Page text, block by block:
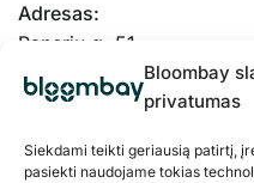
Bloombay
privatumas
Siekdami teikti geriausią patirtį,
pasiekti naudojame tokias
Adresas:
Panerių g. 51-
103, Kaunas, 48334